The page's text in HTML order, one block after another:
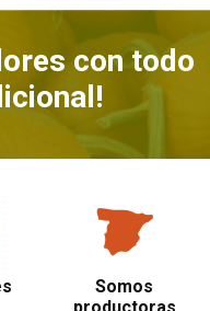
con todo
Somos